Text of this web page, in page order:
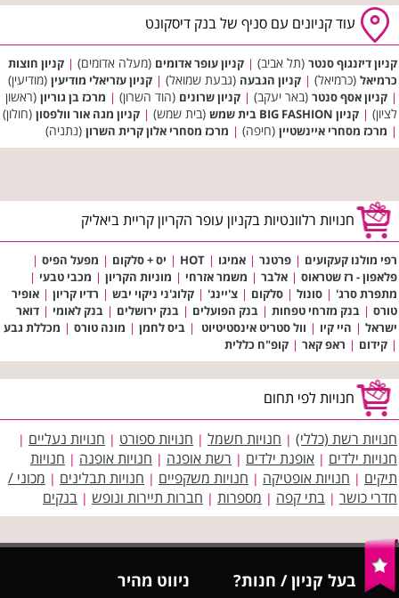
עוד קניונים עם סניף של בנק דיסקונט
קניון דיזנגוף סנטר (תל אביב) | קניון עופר אדומים (מעלה אדומים) | קניון חוצות
כרמיאל (כרמיאל) | קניון הגבעה (גבעת שמואל) | קניון עזריאלי מודיעין (מודיעין)
| קניון אסף סנטר (באר יעקב) | קניון שרונים (הוד השרון) | מרכז בן גוריון (ראשון
לציון) | קניון BIG FASHION בית שמש (בית שמש) | קניון מגה אור וולפסון (חולון)
| מרכז מסחרי איינשטיין (חיפה) | מרכז מסחרי אלון קרית השרון (נתניה)
חנויות רלוונטיות בקניון עופר הקריון קריית ביאליק
רפי מולנו קעקועים | פרטנר | אמיגו |
HOT
| יס + סלקום | מפעל הפיס |
פלאפון - רז שטראוס | אלבר | משמר אזרחי | מוניות הקריון | מכבי טבעי |
מתפרת סרג' | סונול | סלקום | צ'יינג' | קלוג'ני ניקוי יבש | רדיו קריון | אופיר
טורס | בנק מזרחי טפחות | בנק הפועלים | בנק ירושלים | בנק לאומי | דואר
ישראל | היי קיו | וול סטריט אינסטיטיוט | ביס לחמן | מונה טורס | מכללת גבע
| קידום | ראפ קאר | קופ"ח כללית
חנויות לפי תחום
חנויות רשת (כללי) | חנויות חשמל | חנויות ספורט | חנויות נעליים |
חנויות ילדים | אופנת ילדים | רשת אופנה | חנויות אופנה | חנויות
תיקים | חנויות אופטיקה | חנויות משקפיים | חנויות תבלינים | מכוני /
חדרי כושר | בתי קפה | מספרות | חברות תיירות ונופש | בנקים
בעל קניון / חנות?
ניווט מהיר